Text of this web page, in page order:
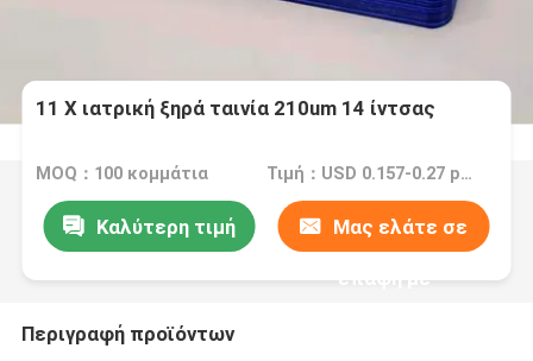
11 X ιατρική ξηρά ταινία 210um 14 ίντσας
MOQ：100 κομμάτια Τιμή：USD 0.157-0.27 per sheet
Καλύτερη τιμή Μας ελάτε σε
επαφή με
Περιγραφή προϊόντων